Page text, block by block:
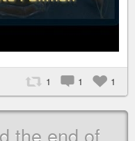
1 1 1
the end of